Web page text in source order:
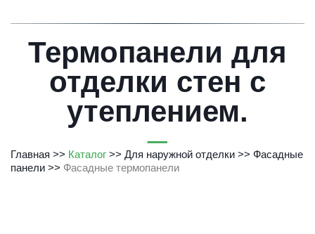
Термопанели для
отделки стен с
утеплением.
Главная >> Каталог >> Для наружной отделки >> Фасадные
панели >> Фасадные термопанели